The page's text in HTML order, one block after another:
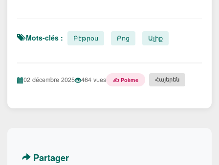
Mots-clés : Բէթրօս Բոց Ալիք
02 décembre 2025 464 vues ✍️ Poème Հայերեն
Partager